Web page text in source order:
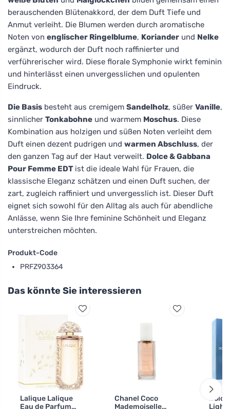
berauschenden Blütenakkord, der dem Duft Tiefe und
Anmut verleiht. Die Blumen werden durch aromatische
Noten von englischer Ringelblume, Koriander und Nelke
ergänzt, wodurch der Duft noch raffinierter und
verführerischer wird. Diese florale Symphonie wirkt feminin
und hinterlässt einen unvergesslichen und opulenten
Eindruck.
Die Basis besteht aus cremigem Sandelholz, süßer Vanille,
sinnlicher Tonkabohne und warmem Moschus. Diese
Kombination aus holzigen und süßen Noten verleiht dem
Duft einen dezent pudrigen und warmen Abschluss, der
den ganzen Tag auf der Haut verweilt. Dolce & Gabbana
Pour Femme EDTist die ideale Wahl für Frauen, die
klassische Eleganz schätzen und einen Duft suchen, der
zart, zugleich raffiniert und unvergesslich ist. Dieser Duft
eignet sich sowohl für den Alltag als auch für abendliche
Anlässe, wenn Sie Ihre feminine Schönheit und Eleganz
unterstreichen möchten.
Produkt-Code
PRFZ903364
Das könnte Sie interessieren
Lalique Lalique
Eau de Parfum
Chanel Coco
Mademoiselle
Light